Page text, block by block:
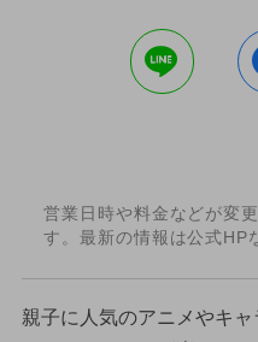
営業日時や料金などが変
す。最新の情報は公式HP
親子に人気のアニメやキ